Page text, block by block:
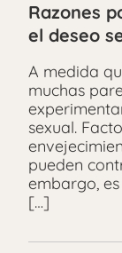
Razones
el deseo
A medida
muchas
sexual.
pueden
embargo,
[…]